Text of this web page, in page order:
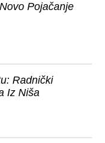
Pojačanje
Radnički
Iz Niša